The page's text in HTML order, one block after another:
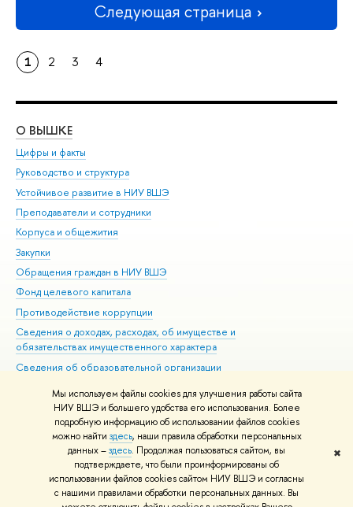
Мы используем файлы cookies для улучшения работы сайта
НИУ ВШЭ и большего удобства его использования. Более
подробную информацию об использовании файлов cookies
можно найти здесь, наши правила обработки персональных
данных –здесь. Продолжая пользоваться сайтом, вы
подтверждаете, что были проинформированы об
использовании файлов cookies сайтом НИУ ВШЭ и согласны
с нашими правилами обработки персональных данных. Вы
✖
Следующая страница
1 2 3 4
О ВЫШКЕ
Цифры и факты
Руководство и структура
Устойчивое развитие в НИУ ВШЭ
Преподаватели и сотрудники
Корпуса и общежития
Закупки
Обращения граждан в НИУ ВШЭ
Фонд целевого капитала
Противодействие коррупции
Сведения о доходах, расходах, об имуществе и
обязательствах имущественного характера
Сведения об образовательной организации
Людям с ограниченными возможностями здоровья
Единая платежная страница
Работа в Вышке
© НИУ ВШЭ 1993–2026 Адреса и контакты Условия использования
материалов Политика конфиденциальности Карта сайта